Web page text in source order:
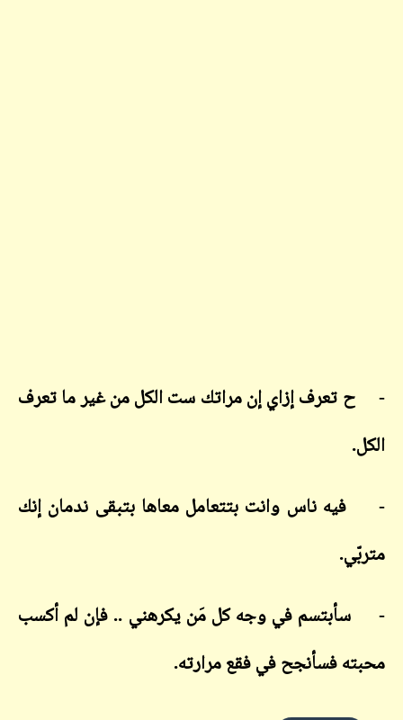
- ح تعرف إزاي إن مراتك ست الكل من غير ما تعرف
الكل.
- فيه ناس وانت بتتعامل معاها بتبقى ندمان إنك
متربّي.
- سأبتسم في وجه كل مَن يكرهني .. فإن لم أكسب
محبته فسأنجح في فقع مرارته.